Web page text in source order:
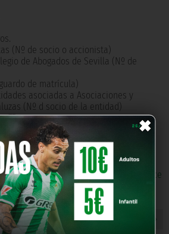
×
(Nº de socio o accionista)
de Abogados de Sevilla (Nº de
de matrícula)
asociadas a Asociaciones y
(Nº d socio de la entidad)
75 euros.
55 euros.
al completo pinchando sobre este enlace
NOTICIA SIGUIENTE »